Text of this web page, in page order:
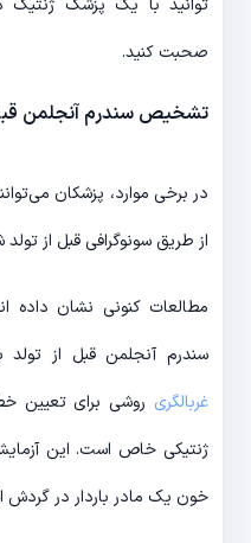
توانید با یک پزشک ژنتیک
صحبت کنید.
تشخیص سندرم آنجلمن
در برخی موارد، پزشکان
از طریق سونوگرافی قبل از تولد
مطالعات کنونی نشان داده
سندرم آنجلمن قبل از تولد
غربالگری روشی برای تعیین
خون یک مادر باردار در